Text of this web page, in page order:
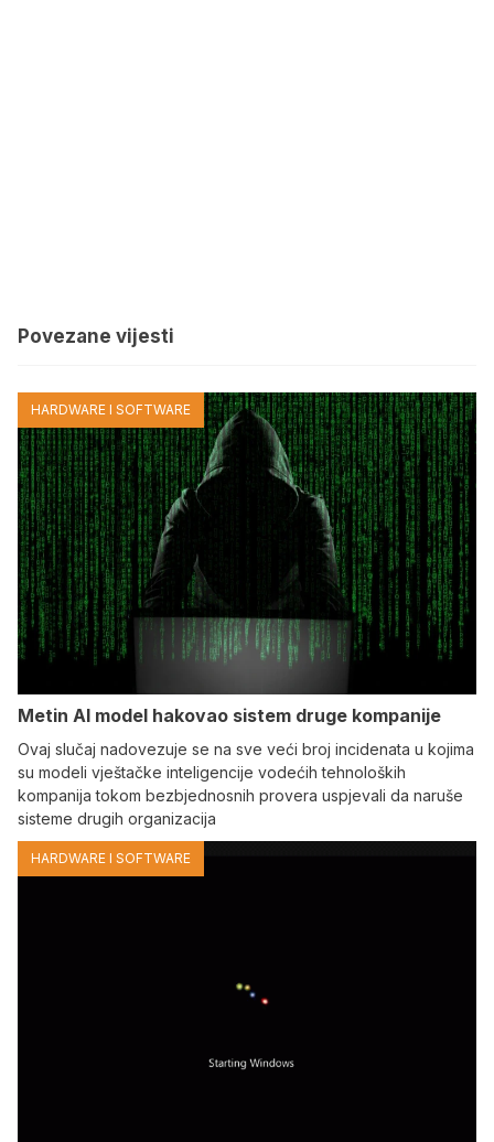
Povezane vijesti
HARDWARE I SOFTWARE
Metin AI model hakovao sistem druge kompanije
Ovaj slučaj nadovezuje se na sve veći broj incidenata u kojima
su modeli vještačke inteligencije vodećih tehnoloških
kompanija tokom bezbjednosnih provera uspjevali da naruše
sisteme drugih organizacija
HARDWARE I SOFTWARE